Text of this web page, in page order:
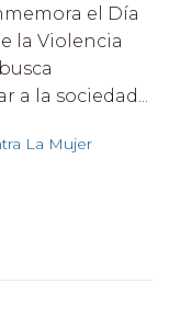
el Día
la Violencia
a la sociedad...
La Mujer